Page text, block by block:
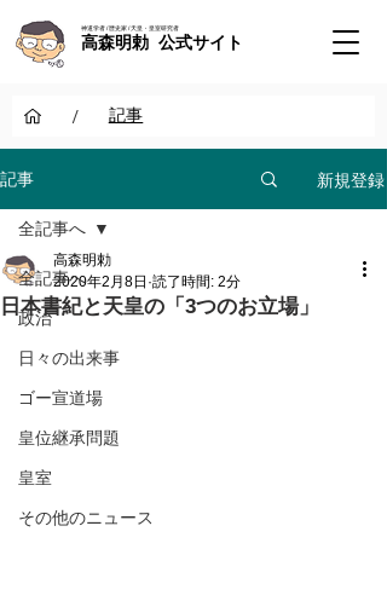
神道学者 / 歴史家 / 天皇・皇室研究者
高森明勅 公式サイト
/ 記事
記事 新規登録
全記事へ
政治
日々の出来事
ゴー宣道場
皇位継承問題
皇室
その他のニュース
全記事へ
日本書紀と天皇の「3つのお立場」
高森明勅
2020年2月8日 読了時間: 2分